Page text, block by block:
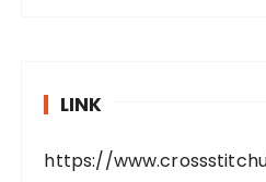
LINK
https://